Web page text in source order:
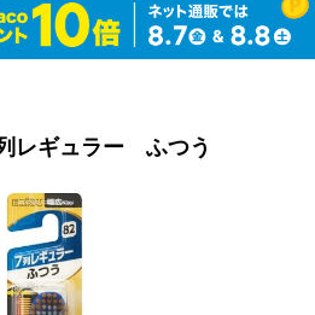
レギュラー ふつう